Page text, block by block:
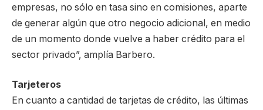
empresas, no sólo en tasa sino en comisiones, aparte
de generar algún que otro negocio adicional, en medio
de un momento donde vuelve a haber crédito para el
sector privado”, amplía Barbero.
Tarjeteros
En cuanto a cantidad de tarjetas de crédito, las últimas